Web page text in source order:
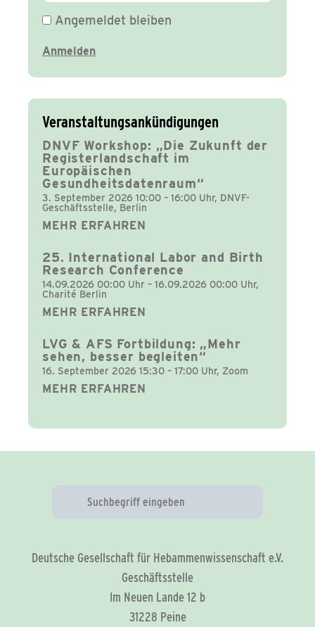
Angemeldet bleiben
Veranstaltungsankündigungen
DNVF Workshop: „Die Zukunft der
Registerlandschaft im
Europäischen
Gesundheitsdatenraum“
3. September 2026 10:00 – 16:00 Uhr, DNVF-
Geschäftsstelle, Berlin
MEHR ERFAHREN
25. International Labor and Birth
Research Conference
14.09.2026 00:00 Uhr – 16.09.2026 00:00 Uhr,
Charité Berlin
MEHR ERFAHREN
LVG & AFS Fortbildung: „Mehr
sehen, besser begleiten“
16. September 2026 15:30 – 17:00 Uhr, Zoom
MEHR ERFAHREN
Deutsche Gesellschaft für Hebammenwissenschaft e.V.
Geschäftsstelle
Im Neuen Lande 12 b
31228 Peine